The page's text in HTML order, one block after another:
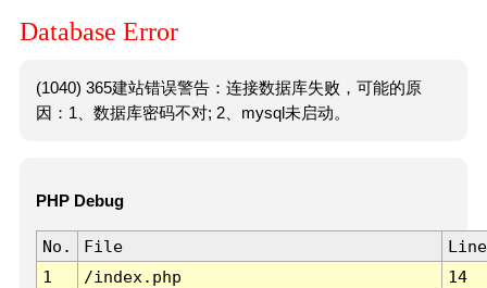
Database Error
(1040) 365建站错误警告：连接数据库失败，可能的原
因：1、数据库密码不对; 2、mysql未启动。
PHP Debug
No. File
Line
1
/index.php 14